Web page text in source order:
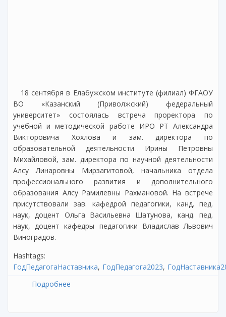
18 сентября в Елабужском институте (филиал) ФГАОУ
ВО «Казанский (Приволжский) федеральный
университет» состоялась встреча проректора по
учебной и методической работе ИРО РТ Александра
Викторовича Хохлова и зам. директора по
образовательной деятельности Ирины Петровны
Михайловой, зам. директора по научной деятельности
Алсу Линаровны Мирзагитовой, начальника отдела
профессионального развития и дополнительного
образования Алсу Рамилевны Рахмановой. На встрече
присутствовали зав. кафедрой педагогики, канд. пед.
наук, доцент Ольга Васильевна Шатунова, канд. пед.
наук, доцент кафедры педагогики Владислав Львович
Виноградов.
Hashtags:
ГодПедагогаНаставника ГодПедагога2023
Подробнее